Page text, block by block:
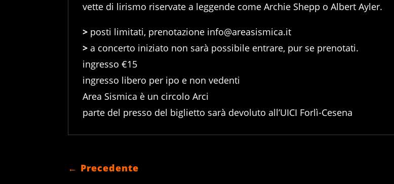
vette di lirismo riservate a leggende come Archie Shepp o Albert Ayler.
> posti limitati, prenotazione info@areasismica.it
> a concerto iniziato non sarà possibile entrare, pur se prenotati.
ingresso €15
ingresso libero per ipo e non vedenti
Area Sismica è un circolo Arci
parte del presso del biglietto sarà devoluto all’UICI Forlì-Cesena
← Precedente